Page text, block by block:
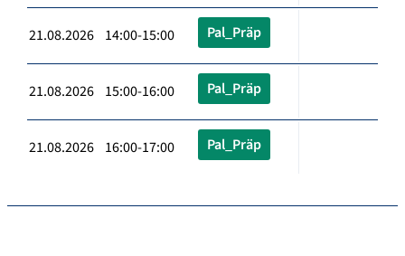
21.08.2026 14:00-15:00 Pal_Präp
21.08.2026 15:00-16:00 Pal_Präp
21.08.2026 16:00-17:00 Pal_Präp